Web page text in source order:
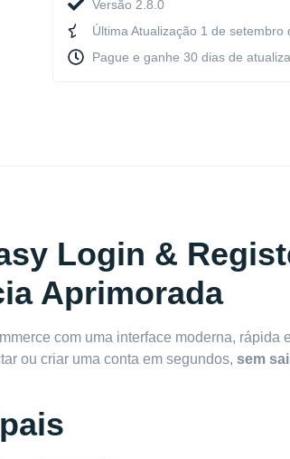
Versão 2.8.0
Última Atualização 1 de setembro
Pague e ganhe 30 dias de
Login &
Aprimorada
com uma interface moderna, rápida
ou criar uma conta em segundos, sem